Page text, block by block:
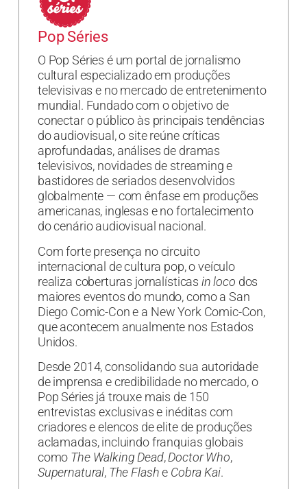
Pop Séries
O Pop Séries é um portal de jornalismo
cultural especializado em produções
televisivas e no mercado de entretenimento
mundial. Fundado com o objetivo de
conectar o público às principais tendências
do audiovisual, o site reúne críticas
aprofundadas, análises de dramas
televisivos, novidades de streaming e
bastidores de seriados desenvolvidos
globalmente — com ênfase em produções
americanas, inglesas e no fortalecimento
do cenário audiovisual nacional.
Com forte presença no circuito
internacional de cultura pop, o veículo
realiza coberturas jornalísticas in loco dos
maiores eventos do mundo, como a San
Diego Comic-Con e a New York Comic-Con,
que acontecem anualmente nos Estados
Unidos.
Desde 2014, consolidando sua autoridade
de imprensa e credibilidade no mercado, o
Pop Séries já trouxe mais de 150
entrevistas exclusivas e inéditas com
criadores e elencos de elite de produções
aclamadas, incluindo franquias globais
como The Walking Dead,Doctor Who,
Supernatural, The Flashe Cobra Kai.